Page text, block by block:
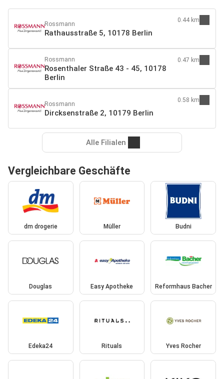
Rossmann
Rathausstraße 5, 10178 Berlin
0.44 km
Rossmann
Rosenthaler Straße 43 - 45, 10178
Berlin
0.47 km
Rossmann
Dircksenstraße 2, 10179 Berlin
0.58 km
Alle Filialen
Vergleichbare Geschäfte
dm drogerie Müller Budni
Douglas Easy Apotheke Reformhaus Bacher
Edeka24 Rituals Yves Rocher